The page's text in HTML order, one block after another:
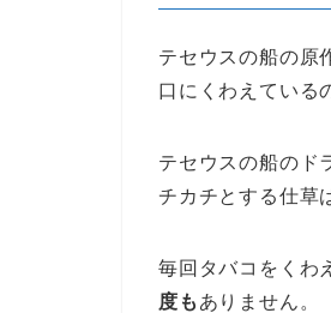
テセウスの船の原
口にくわえている
テセウスの船のド
チカチとする仕草
毎回タバコをくわ
度も ありません。